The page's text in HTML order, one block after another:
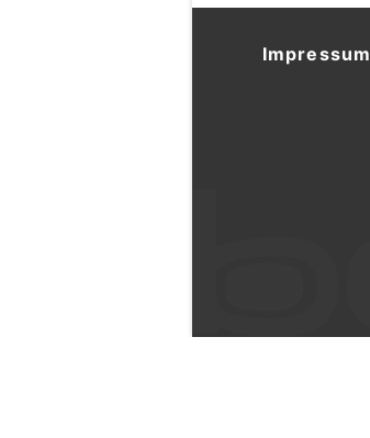
Impressum